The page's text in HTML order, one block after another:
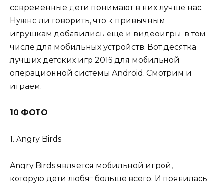
современные дети понимают в них лучше нас.
Нужно ли говорить, что к привычным
игрушкам добавились еще и видеоигры, в том
числе для мобильных устройств. Вот десятка
лучших детских игр 2016 для мобильной
операционной системы Android. Смотрим и
играем.
10 ФОТО
1. Angry Birds
Angry Birds является мобильной игрой,
которую дети любят больше всего. И появилась